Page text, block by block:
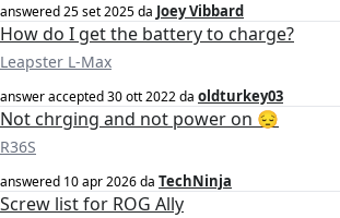
answered25 set 2025da Joey Vibbard
How do I get the battery to charge?
Leapster L-Max
answer accepted30 ott 2022da oldturkey03
Not chrging and not power on 😔
R36S
answered 10 apr 2026da TechNinja
Screw list for ROG Ally